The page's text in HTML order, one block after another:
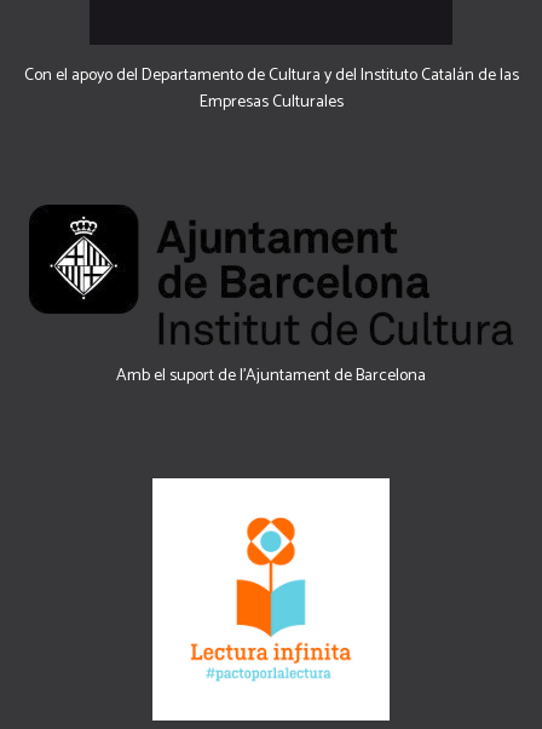
Con el apoyo del Departamento de Cultura y del Instituto Catalán de las
Empresas Culturales
Amb el suport de l’Ajuntament de Barcelona